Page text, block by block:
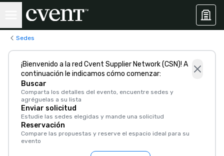
Sedes
¡Bienvenido a la red Cvent Supplier Network (CSN)! A
continuación le indicamos cómo comenzar:
Buscar
Comparta los detalles del evento, encuentre sedes y
agréguelas a su lista
Enviar solicitud
Estudie las sedes elegidas y mande una solicitud
Reservación
Compare las propuestas y reserve el espacio ideal para su
evento